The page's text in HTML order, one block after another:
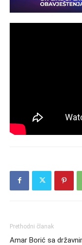
Prethodni članak
Amar Borić sa